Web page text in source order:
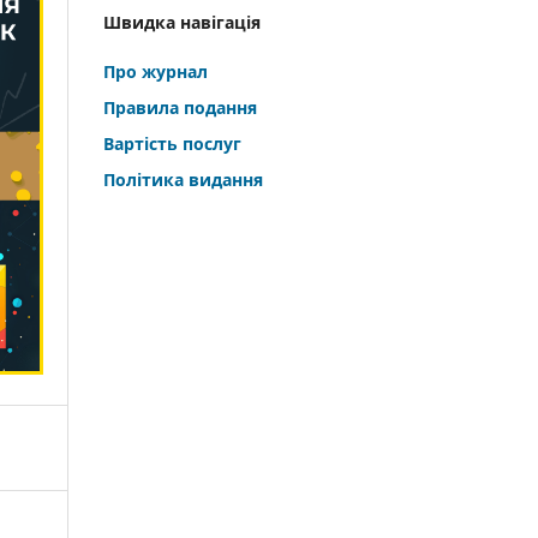
Швидка навігація
Про журнал
Правила подання
Вартість послуг
Політика видання